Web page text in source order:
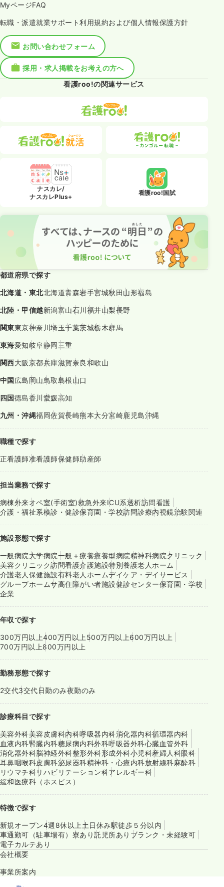
MyページFAQ
転職・派遣就業サポート利用規約および個人情報保護方針
お問い合わせフォーム
採用・求人掲載をお考えの方へ
看護roo!の関連サービス
ナスカレ/
ナスカレPlus+
看護roo!国試
都道府県で探す
北海道・東北北海道青森岩手宮城秋田山形福島
北陸・甲信越新潟富山石川福井山梨長野
関東東京神奈川埼玉千葉茨城栃木群馬
東海愛知岐阜静岡三重
関西大阪京都兵庫滋賀奈良和歌山
中国広島岡山鳥取島根山口
四国徳島香川愛媛高知
九州・沖縄福岡佐賀長崎熊本大分宮崎鹿児島沖縄
職種で探す
正看護師准看護師保健師助産師
担当業務で探す
病棟外来オペ室(手術室)救急外来ICU系透析訪問看護
介護・福祉系検診・健診保育園・学校訪問診療内視鏡治験関連
施設形態で探す
一般病院大学病院一般＋療養療養型病院精神科病院クリニック
美容クリニック訪問看護介護施設特別養護老人ホーム
介護老人保健施設有料老人ホームデイケア・デイサービス
グループホームサ高住障がい者施設健診センター保育園・学校
企業
年収で探す
300万円以上400万円以上 500万円以上600万円以上
700万円以上800万円以上
勤務形態で探す
2交代3交代日勤のみ夜勤のみ
診療科目で探す
美容外科美容皮膚科内科呼吸器内科消化器内科循環器内科
血液内科腎臓内科糖尿病内科外科呼吸器外科心臓血管外科
消化器外科脳神経外科整形外科形成外科小児科産婦人科眼科
耳鼻咽喉科皮膚科泌尿器科精神科・心療内科放射線科麻酔科
リウマチ科リハビリテーション科アレルギー科
緩和医療科（ホスピス）
特徴で探す
新規オープン4週8休以上 土日休み駅徒歩５分以内
車通勤可（駐車場有） 寮あり託児所あり ブランク・未経験可
電子カルテあり
会社概要
事業所案内